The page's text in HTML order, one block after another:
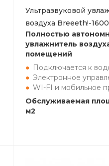
Ультразвуковой
воздуха Breeeth!-1600
Полностью
увлажнитель
помещений
Подключается к
Электронное
WI-FI и мобильное
Обслуживаемая
м2